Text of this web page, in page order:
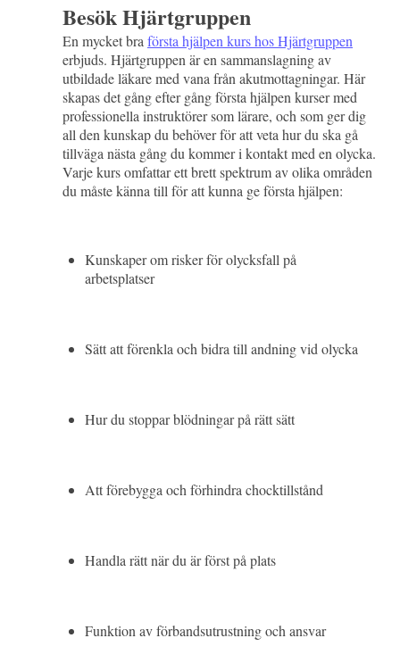
Besök Hjärtgruppen
En mycket bra första hjälpen kurs hos Hjärtgruppen
erbjuds. Hjärtgruppen är en sammanslagning av
utbildade läkare med vana från akutmottagningar. Här
skapas det gång efter gång första hjälpen kurser med
professionella instruktörer som lärare, och som ger dig
all den kunskap du behöver för att veta hur du ska gå
tillväga nästa gång du kommer i kontakt med en olycka.
Varje kurs omfattar ett brett spektrum av olika områden
du måste känna till för att kunna ge första hjälpen:
Kunskaper om risker för olycksfall på
arbetsplatser
Sätt att förenkla och bidra till andning vid olycka
Hur du stoppar blödningar på rätt sätt
Att förebygga och förhindra chocktillstånd
Handla rätt när du är först på plats
Funktion av förbandsutrustning och ansvar